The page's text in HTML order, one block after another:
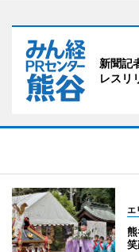
新聞記
レスリ
エ